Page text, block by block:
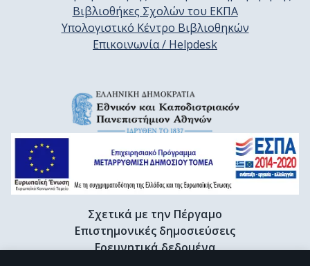
Βιβλιοθήκες Σχολών του ΕΚΠΑ
Υπολογιστικό Κέντρο Βιβλιοθηκών
Επικοινωνία / Helpdesk
Σχετικά με την Πέργαμο
Επιστημονικές δημοσιεύσεις
Ερευνητικά δεδομένα